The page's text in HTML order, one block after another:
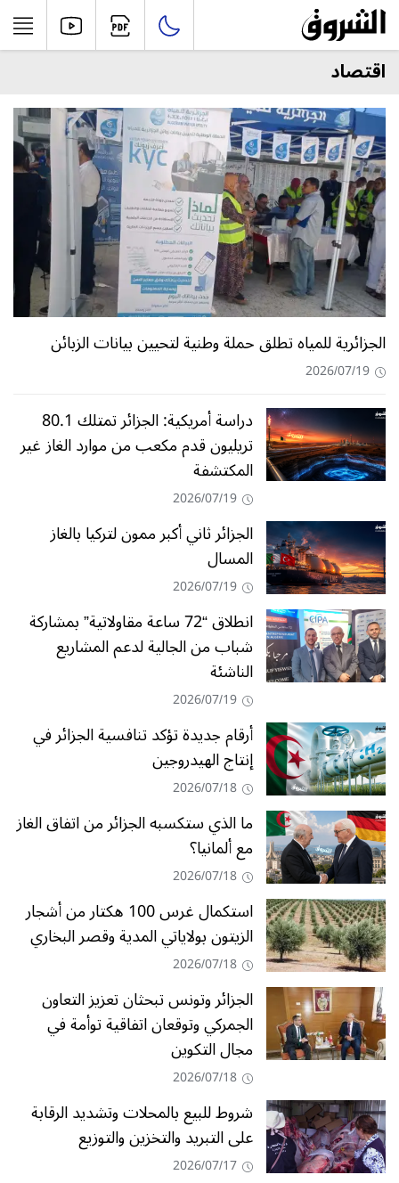
اقتصاد
الجزائرية للمياه تطلق حملة وطنية لتحيين بيانات الزبائن
2026/07/19
دراسة أمريكية: الجزائر تمتلك 80.1
تريليون قدم مكعب من موارد الغاز غير
المكتشفة
2026/07/19
الجزائر ثاني أكبر ممون لتركيا بالغاز
المسال
2026/07/19
انطلاق “72 ساعة مقاولاتية” بمشاركة
شباب من الجالية لدعم المشاريع
الناشئة
2026/07/19
أرقام جديدة تؤكد تنافسية الجزائر في
إنتاج الهيدروجين
2026/07/18
ما الذي ستكسبه الجزائر من اتفاق الغاز
مع ألمانيا؟
2026/07/18
استكمال غرس 100 هكتار من أشجار
الزيتون بولاياتي المدية وقصر البخاري
2026/07/18
الجزائر وتونس تبحثان تعزيز التعاون
الجمركي وتوقعان اتفاقية توأمة في
مجال التكوين
2026/07/18
شروط للبيع بالمحلات وتشديد الرقابة
على التبريد والتخزين والتوزيع
2026/07/17